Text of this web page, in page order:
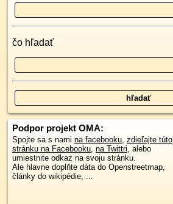
čo hľadať
Podpor projekt OMA:
Spojte sa s nami na facebooku, zdieľajte túto
stránku na Facebooku, na Twittri, alebo
umiestnite odkaz na svoju stránku.
Ale hlavne doplňte dáta do Openstreetmap,
články do wikipédie, ...